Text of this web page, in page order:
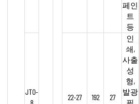
페인
트
등
JTO-
22-27 192 27
인
쇄,
사출
성
형,
발광